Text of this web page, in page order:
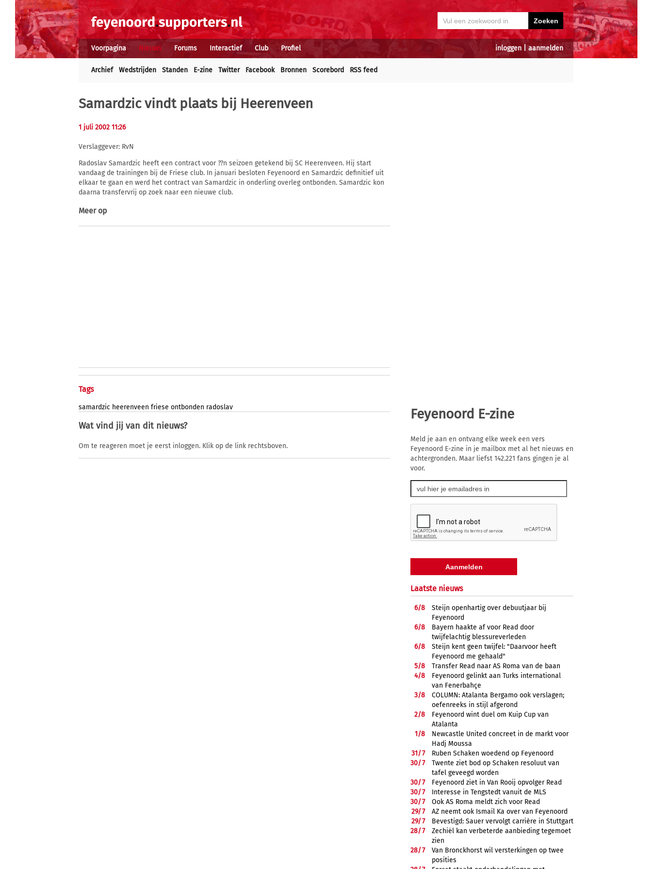
inloggen aanmelden
Voorpagina Nieuws Forums Interactief Club Profiel
Archief Wedstrijden Standen E-zine Twitter Facebook Bronnen Scorebord RSS feed
Samardzic vindt plaats bij Heerenveen
1 juli 2002 11:26
Verslaggever: RvN
Radoslav Samardzic heeft een contract voor ??n seizoen getekend bij SC Heerenveen. Hij start
vandaag de trainingen bij de Friese club. In januari besloten Feyenoord en Samardzic definitief uit
elkaar te gaan en werd het contract van Samardzic in onderling overleg ontbonden. Samardzic kon
daarna transfervrij op zoek naar een nieuwe club.
Meer op
Tags
samardzic heerenveen friese ontbonden radoslav
Wat vind jij van dit nieuws?
Om te reageren moet je eerst inloggen. Klik op de link rechtsboven.
Feyenoord E-zine
Meld je aan en ontvang elke week een vers
Feyenoord E-zine in je mailbox met al het nieuws en
achtergronden. Maar liefst 142.221 fans gingen je al
voor.
Laatste nieuws
6/8
Steijn openhartig over debuutjaar bij
Feyenoord
6/8
Bayern haakte af voor Read door
twijfelachtig blessureverleden
6/8
Steijn kent geen twijfel: "Daarvoor heeft
Feyenoord me gehaald"
5/8
Transfer Read naar AS Roma van de baan
4/8
Feyenoord gelinkt aan Turks international
van Fenerbahçe
3/8
COLUMN: Atalanta Bergamo ook verslagen;
oefenreeks in stijl afgerond
2/8
Feyenoord wint duel om Kuip Cup van
Atalanta
1/8
Newcastle United concreet in de markt voor
Hadj Moussa
31/7
Ruben Schaken woedend op Feyenoord
30/7
Twente ziet bod op Schaken resoluut van
tafel geveegd worden
30/7
Feyenoord ziet in Van Rooij opvolger Read
30/7
Interesse in Tengstedt vanuit de MLS
30/7
Ook AS Roma meldt zich voor Read
29/7
AZ neemt ook Ismail Ka over van Feyenoord
29/7
Bevestigd: Sauer vervolgt carrière in Stuttgart
28/7
Zechiël kan verbeterde aanbieding tegemoet
zien
28/7
Van Bronckhorst wil versterkingen op twee
posities